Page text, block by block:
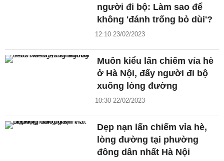
người đi bộ: Làm sao để
không 'đánh trống bỏ dùi'?
12:10 23/02/2023
Muôn kiểu lấn chiếm vỉa hè
ở Hà Nội, đẩy người đi bộ
xuống lòng đường
10:30 22/02/2023
Dẹp nạn lấn chiếm vỉa hè,
lòng đường tại phường
đông dân nhất Hà Nội